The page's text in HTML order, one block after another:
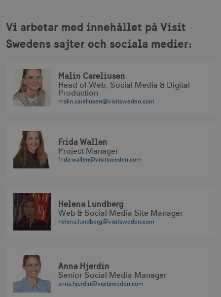
Vi arbetar med innehållet på Visit
Swedens sajter och sociala medier:
Malin Careliusen
Head of Web, Social Media & Digital
Production
malin.careliusen@visitsweden.com
Frida Wallen
Project Manager
frida.wallen@visitsweden.com
Helena Lundberg
Web & Social Media Site Manager
helena.lundberg@visitsweden.com
Anna Hjerdin
Senior Social Media Manager
anna.hjerdin@visitsweden.com